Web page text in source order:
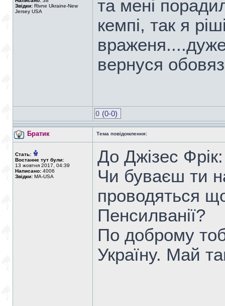
Звідки: Rivne Ukraine-New
Jersey USA
та мені
кемпі, так я
вернуся
0 (0-0)
Братик Тема повідомлення:
Стать:
Востаннє тут були:
13 жовтня 2017, 04:39
Написано: 4006
Звідки: MA-USA
До Джізес Фрік:
Чи буваєш ти
проводяться
Пенсилванії?
По доброму
Україну. Май